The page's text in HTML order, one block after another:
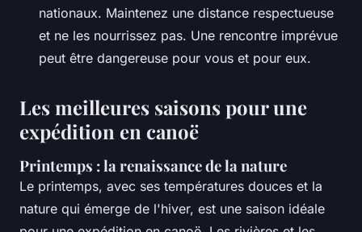
nationaux. Maintenez une distance respectueuse
et ne les nourrissez pas. Une rencontre imprévue
peut être dangereuse pour vous et pour eux.
Les meilleures saisons pour une
expédition en canoë
Printemps : la renaissance de la nature
Le printemps, avec ses températures douces et la
nature qui émerge de l'hiver, est une saison idéale